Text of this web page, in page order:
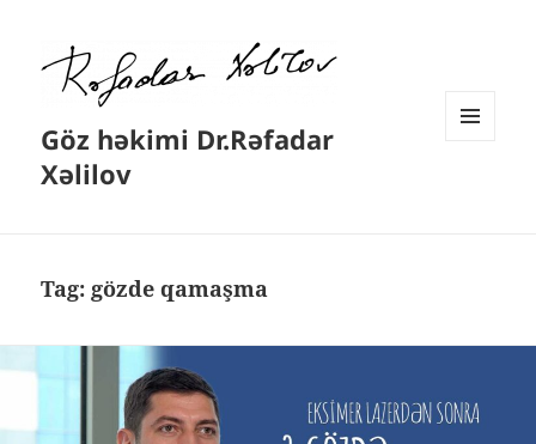
Göz həkimi Dr.Rəfadar
Xəlilov
Tag: gözde qamaşma